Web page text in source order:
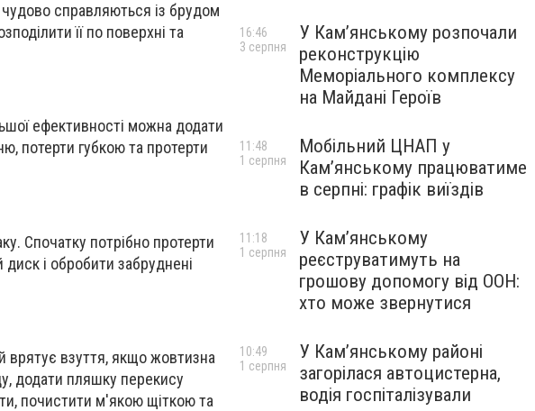
справляються із брудом
її по поверхні та
ефективності можна додати
потерти губкою та протерти
Спочатку потрібно протерти
і обробити забруднені
врятує взуття, якщо жовтизна
додати пляшку перекису
почистити м'якою щіткою та
У Кам’янському розпочали
реконструкцію
Меморіального комплексу
на Майдані Героїв
16:46
3 серпня
Мобільний ЦНАП у
Кам’янському працюватиме
в серпні: графік виїздів
11:48
1 серпня
У Кам’янському
реєструватимуть на
грошову допомогу від ООН:
хто може звернутися
11:18
1 серпня
У Кам’янському районі
загорілася автоцистерна,
водія госпіталізували
10:49
1 серпня